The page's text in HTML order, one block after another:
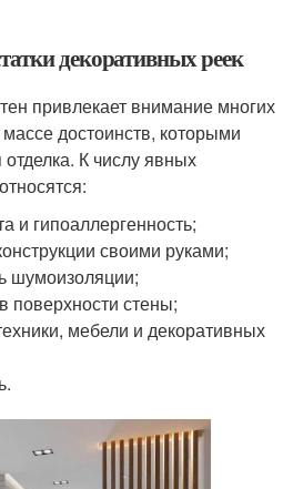
декоративных реек
привлекает внимание многих
достоинств, которыми
К числу явных
и гипоаллергенность;
своими руками;
шумоизоляции;
поверхности стены;
мебели и декоративных